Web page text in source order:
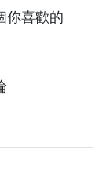
你喜歡的